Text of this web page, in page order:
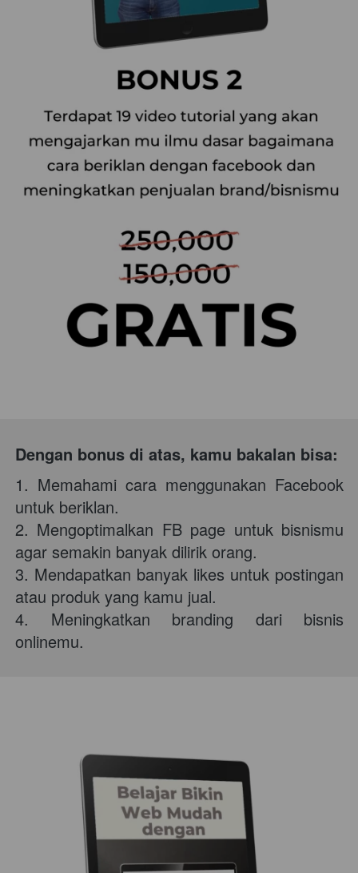
Dengan bonus di atas, kamu bakalan bisa:
1. Memahami cara menggunakan Facebook
untuk beriklan.
2. Mengoptimalkan FB page untuk bisnismu
agar semakin banyak dilirik orang.
3. Mendapatkan banyak likes untuk postingan
atau produk yang kamu jual.
4. Meningkatkan branding dari bisnis
onlinemu.